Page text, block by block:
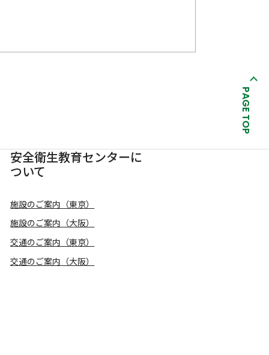
PAGE TOP
安全衛生教育センターに
ついて
施設のご案内（東京）
施設のご案内（大阪）
交通のご案内（東京）
交通のご案内（大阪）